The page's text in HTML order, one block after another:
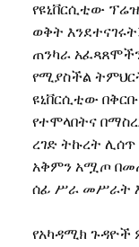
የዩኒቨርሲቲው
ወቅት
ጠንካራ
የሚያስችል
ዩኒቨርሲቲው በቅርቡ
የተሞላበትና
ረገድ ትኩረት ሊሰጥ
አቅምን አሟጦ
ሰፊ ሥራ መሥራት
የአካዳሚክ ጉዳዮች